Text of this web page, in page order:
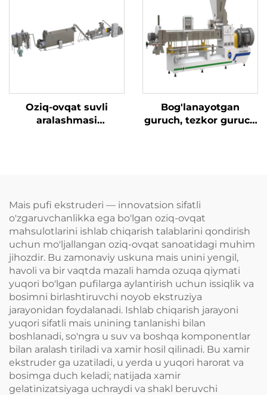
Oziq-ovqat suvli
aralashmasi
Bog'lanayotgan
guruch, tezkor guruch
Mais pufi ekstruderi — innovatsion sifatli
o'zgaruvchanlikka ega bo'lgan oziq-ovqat
mahsulotlarini ishlab chiqarish talablarini qondirish
uchun mo'ljallangan oziq-ovqat sanoatidagi muhim
jihozdir. Bu zamonaviy uskuna mais unini yengil,
havoli va bir vaqtda mazali hamda ozuqa qiymati
yuqori bo'lgan pufilarga aylantirish uchun issiqlik va
bosimni birlashtiruvchi noyob ekstruziya
jarayonidan foydalanadi. Ishlab chiqarish jarayoni
yuqori sifatli mais unining tanlanishi bilan
boshlanadi, so'ngra u suv va boshqa komponentlar
bilan aralash tiriladi va xamir hosil qilinadi. Bu xamir
ekstruder ga uzatiladi, u yerda u yuqori harorat va
bosimga duch keladi; natijada xamir
gelatinizatsiyaga uchraydi va shakl beruvchi